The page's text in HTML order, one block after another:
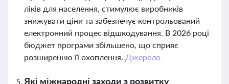
ліків для населення, стимулює виробників
знижувати ціни та забезпечує контрольований
електронний процес відшкодування. В 2026 році
бюджет програми збільшено, що сприяє
розширенню її охоплення. Джерело
Які міжнародні заходи з розвитку